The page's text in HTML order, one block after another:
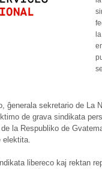
ĝenerala sekretario de La
de grava sindikata
la Respubliko de
elektita.
libereco kaj rektan